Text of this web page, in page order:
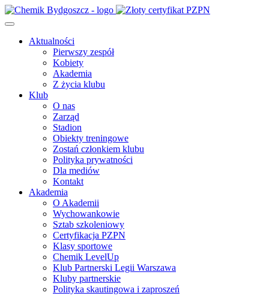
Aktualności
Pierwszy zespół
Kobiety
Akademia
Z życia klubu
Klub
O nas
Zarząd
Stadion
Obiekty treningowe
Zostań członkiem klubu
Polityka prywatności
Dla mediów
Kontakt
Akademia
O Akademii
Wychowankowie
Sztab szkoleniowy
Certyfikacja PZPN
Klasy sportowe
Chemik LevelUp
Klub Partnerski Legii Warszawa
Kluby partnerskie
Polityka skautingowa i zaproszeń